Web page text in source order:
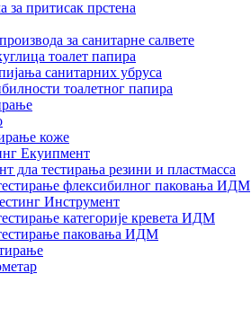
за притисак прстена
за санитарне салвете
тоалет папира
санитарних убруса
тоалетног папира
коже
Екуипмент
дла тестирања резини и пластмасса
флексибилног паковања ИДМ
Инструмент
категорије кревета ИДМ
паковања ИДМ